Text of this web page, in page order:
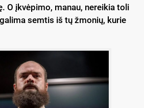
O įkvėpimo, manau, nereikia toli
semtis iš tų žmonių, kurie